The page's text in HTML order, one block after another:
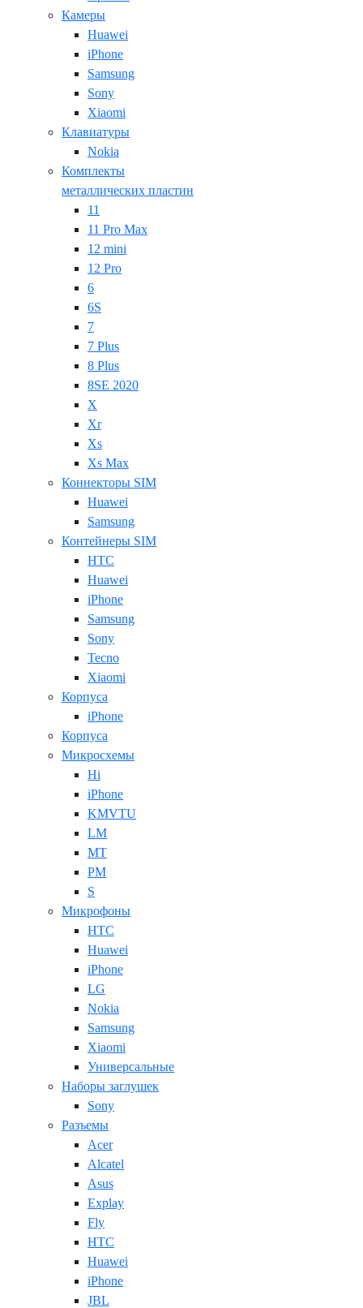
Камеры
Huawei
iPhone
Samsung
Sony
Xiaomi
Клавиатуры
Nokia
Комплекты
металлических пластин
11
11 Pro Max
12 mini
12 Pro
6
6S
7
7 Plus
8 Plus
8SE 2020
X
Xr
Xs
Xs Max
Коннекторы SIM
Huawei
Samsung
Контейнеры SIM
HTC
Huawei
iPhone
Samsung
Sony
Tecno
Xiaomi
Корпуса
iPhone
Корпуса
Микросхемы
Hi
iPhone
KMVTU
LM
MT
PM
S
Микрофоны
HTC
Huawei
iPhone
LG
Nokia
Samsung
Xiaomi
Универсальные
Наборы заглушек
Sony
Разъемы
Acer
Alcatel
Asus
Explay
Fly
HTC
Huawei
iPhone
JBL